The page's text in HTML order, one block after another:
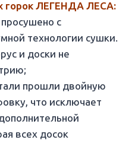
горок ЛЕГЕНДА ЛЕСА:
с
технологии сушки.
и доски не
прошли двойную
что исключает
всех досок